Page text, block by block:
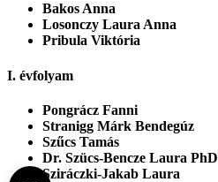
Bakos Anna
Losonczy Laura Anna
Pribula Viktória
I. évfolyam
Pongrácz Fanni
Stranigg Márk Bendegúz
Szűcs Tamás
Dr. Szücs-Bencze Laura PhD
Sziráczki-Jakab Laura